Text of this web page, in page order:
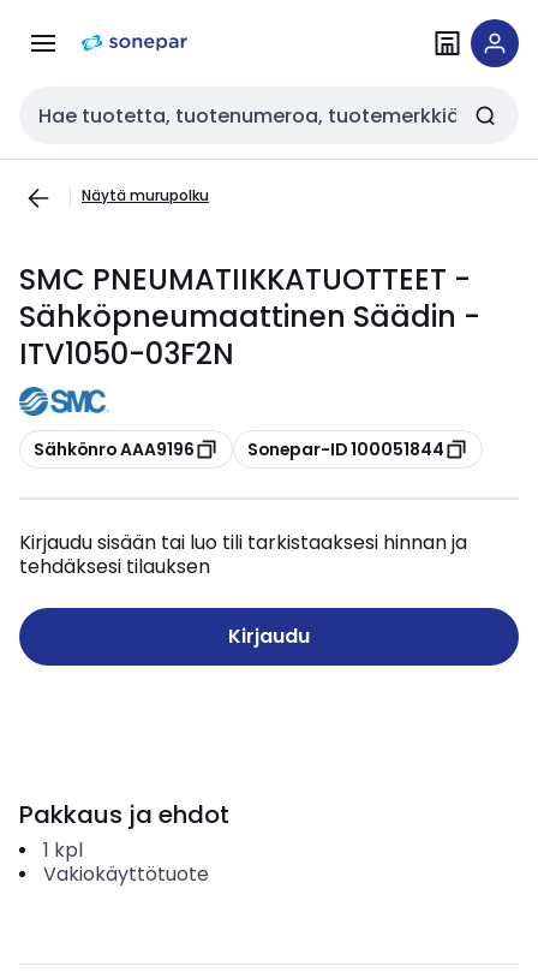
navigointiinsisältöön
Haku
Näytä murupolku
SMC PNEUMATIIKKATUOTTEET -
Sähköpneumaattinen Säädin -
ITV1050-03F2N
Kopioi
Sähkönro AAA9196 Kopioi
Sonepar-ID 100051844
Kirjaudu sisään tai luo tili tarkistaaksesi hinnan ja
tehdäksesi tilauksen
Kirjaudu
Pakkaus ja ehdot
1 kpl
Vakiokäyttötuote